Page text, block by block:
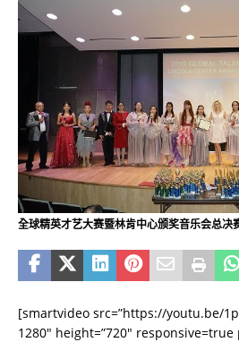
全球精英才艺大赛暨林肯中心颁奖音乐会总决
[smartvideo src=”https://youtu.be/
1280″ height=”720″ responsive=true